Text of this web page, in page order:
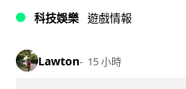
科技娛樂 遊戲情報
Lawton 15 小時